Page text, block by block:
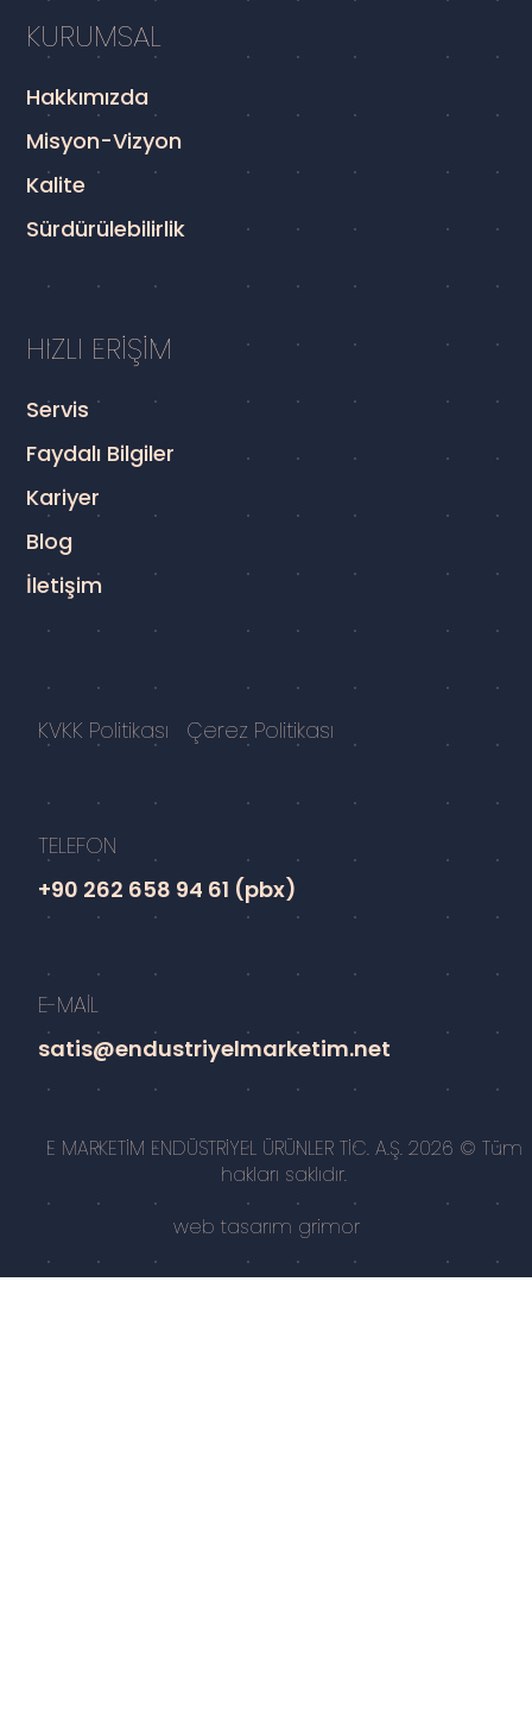
KURUMSAL
Hakkımızda
Misyon-Vizyon
Kalite
Sürdürülebilirlik
HIZLI ERİŞİM
Servis
Faydalı Bilgiler
Kariyer
Blog
İletişim
KVKK Politikası Çerez Politikası
TELEFON
+90 262 658 94 61 (pbx)
E-MAİL
satis@endustriyelmarketim.net
E MARKETİM ENDÜSTRİYEL ÜRÜNLER TİC. A.Ş. 2026 © Tüm
hakları saklıdır.
web tasarım grimor